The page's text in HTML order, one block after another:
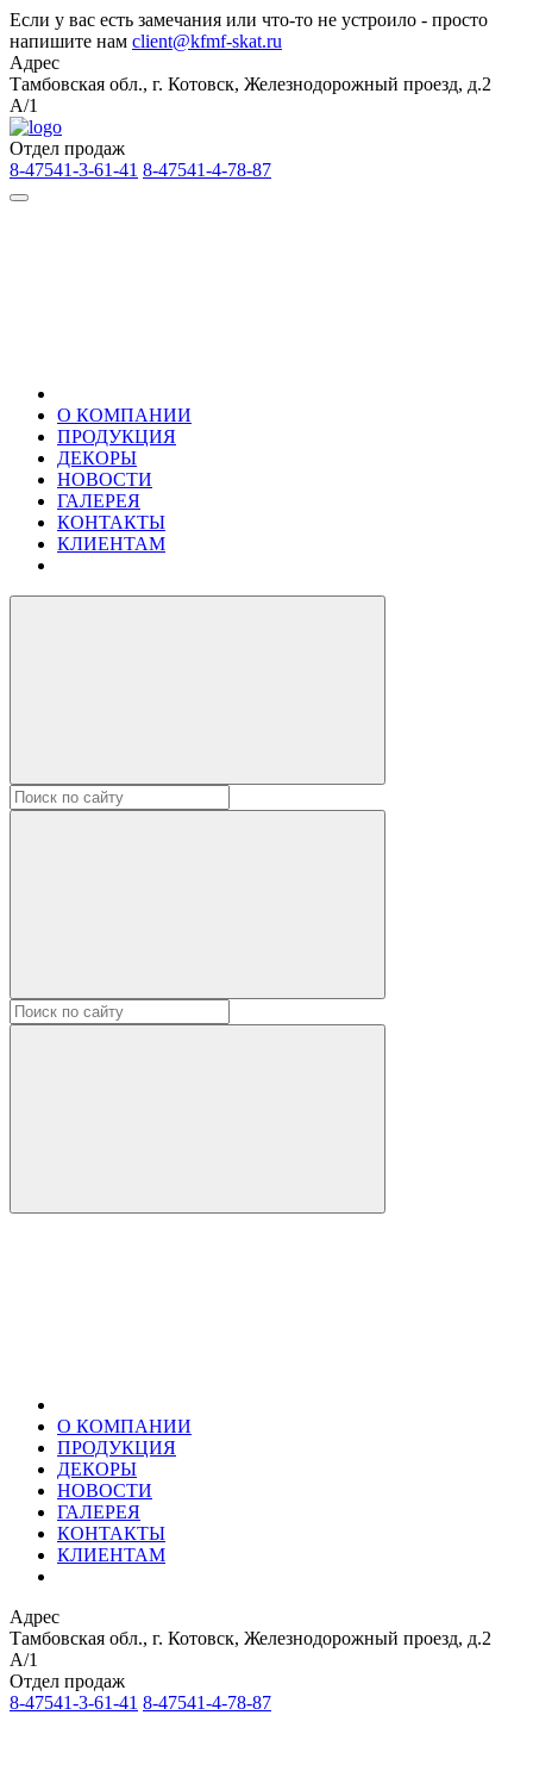
Если у вас есть замечания или что-то не устроило - просто
напишите нам client@kfmf-skat.ru
Адрес
Тамбовская обл., г. Котовск, Железнодорожный проезд, д.2
А/1
Отдел продаж
8-47541-3-61-41 8-47541-4-78-87
О КОМПАНИИ
ПРОДУКЦИЯ
ДЕКОРЫ
НОВОСТИ
ГАЛЕРЕЯ
КОНТАКТЫ
КЛИЕНТАМ
О КОМПАНИИ
ПРОДУКЦИЯ
ДЕКОРЫ
НОВОСТИ
ГАЛЕРЕЯ
КОНТАКТЫ
КЛИЕНТАМ
Адрес
Тамбовская обл., г. Котовск, Железнодорожный проезд, д.2
А/1
Отдел продаж
8-47541-3-61-41 8-47541-4-78-87